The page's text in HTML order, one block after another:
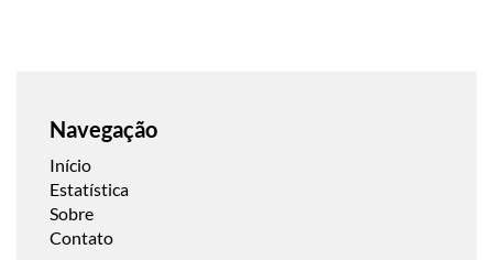
Navegação
Início
Estatística
Sobre
Contato